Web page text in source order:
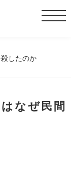
t
a
v
したのか
なぜ民間